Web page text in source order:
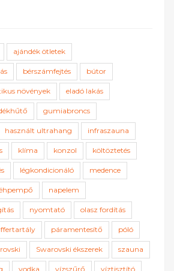
ajándék ötletek
bérszámfejtés bútor
növények eladó lakás
gumiabroncs
használt ultrahang infraszauna
klíma konzol költöztetés
légkondicionáló medence
napelem
nyomtató olasz fordítás
páramentesítő póló
Swarovski ékszerek szauna
vodka vízszűrő víztisztító